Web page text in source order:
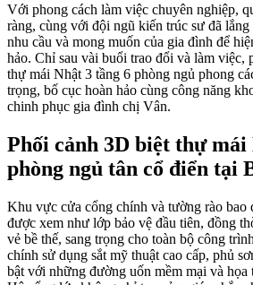
Với phong cách làm việc chuyên nghiệp,
ràng, cùng với đội ngũ kiến trúc sư đã lắng
nhu cầu và mong muốn của gia đình để
hảo. Chỉ sau vài buổi trao đổi và làm việc,
thự mái Nhật 3 tầng 6 phòng ngủ phong
trọng, bố cục hoàn hảo cùng công năng
chinh phục gia đình chị Vân.
Phối cảnh 3D biệt thự mái
phòng ngủ tân cổ điển tại
Khu vực cửa cổng chính và tường rào bao
được xem như lớp bảo vệ đầu tiên, đồng
vẻ bề thế, sang trọng cho toàn bộ công
chính sử dụng sắt mỹ thuật cao cấp, phủ
bật với những đường uốn mềm mại và họa